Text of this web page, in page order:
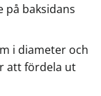
på baksidans
i diameter och
att fördela ut